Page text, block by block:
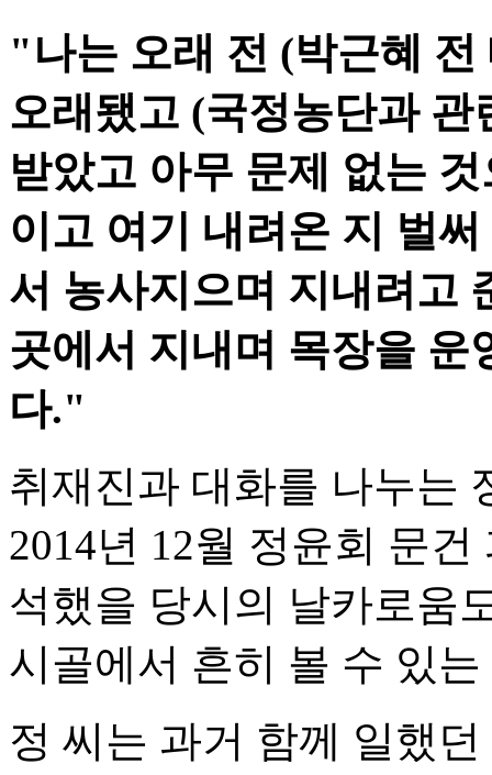
"나는 오래 전 (박근혜
오래됐고 (국정농단과
받았고 아무 문제 없는
이고 여기 내려온 지 벌
서 농사지으며 지내려고
곳에서 지내며 목장을 운
다."
취재진과 대화를 나누는
2014년 12월 정윤회 문
석했을 당시의 날카로움
시골에서 흔히 볼 수 있
정 씨는 과거 함께 일했